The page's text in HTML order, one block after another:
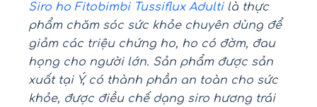
Siro ho Fitobimbi Tussiflux Adultilà thực
phẩm chăm sóc sức khỏe chuyên dùng để
giảm các triệu chứng ho, ho có đờm, đau
họng cho người lớn. Sản phẩm được sản
xuất tại Ý, có thành phần an toàn cho sức
khỏe, được điều chế dạng siro hương trái